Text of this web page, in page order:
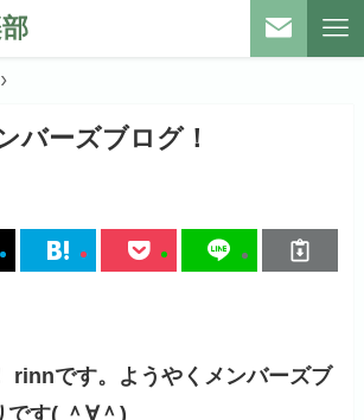
バーズブログ！
rinnです。ようやくメンバーズブ
です( ＾∀＾)